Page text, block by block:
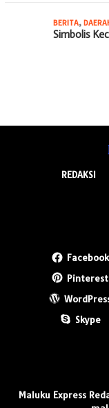
BERITA,
Simbolis
REDAKSI
Facebook
Pinterest
Skype
Maluku Express